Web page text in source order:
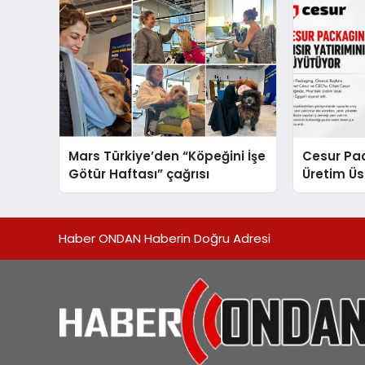
Mars Türkiye’den “Köpeğini İşe
Götür Haftası” çağrısı
Cesur
Üretim
Haber ONDAN Haberin Doğru Adresi